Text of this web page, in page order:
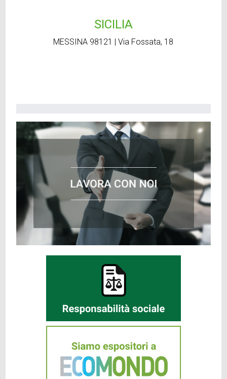
SICILIA
MESSINA 98121 | Via Fossata, 18